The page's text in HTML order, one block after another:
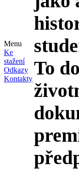
Menu
Ke
stažení
Odkazy
KontaktyTo